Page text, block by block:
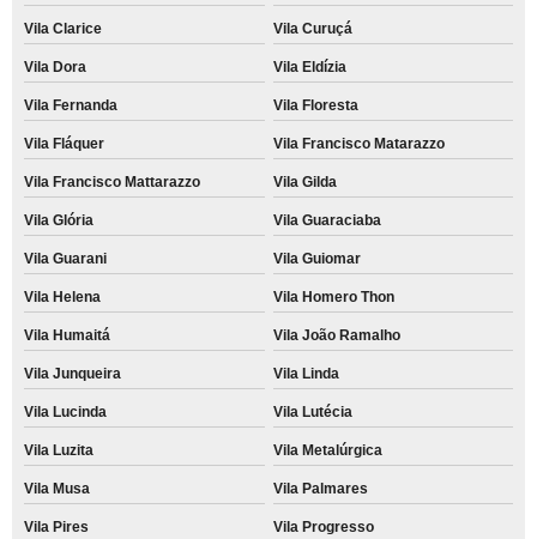
Vila Clarice Vila Curuçá
Vila Dora Vila Eldízia
Vila Fernanda Vila Floresta
Vila Fláquer Vila Francisco Matarazzo
Vila Francisco Mattarazzo Vila Gilda
Vila Glória Vila Guaraciaba
Vila Guarani Vila Guiomar
Vila Helena Vila Homero Thon
Vila Humaitá Vila João Ramalho
Vila Junqueira Vila Linda
Vila Lucinda Vila Lutécia
Vila Luzita Vila Metalúrgica
Vila Musa Vila Palmares
Vila Pires Vila Progresso